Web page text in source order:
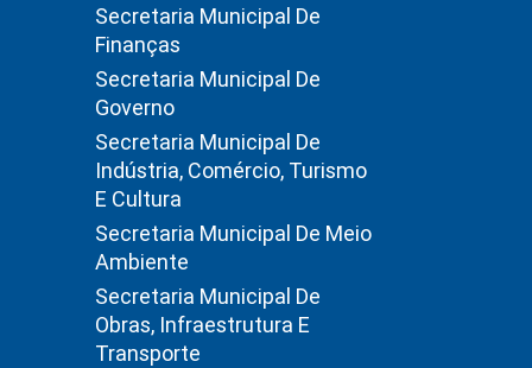
Secretaria Municipal De
Finanças
Secretaria Municipal De
Governo
Secretaria Municipal De
Indústria, Comércio, Turismo
E Cultura
Secretaria Municipal De Meio
Ambiente
Secretaria Municipal De
Obras, Infraestrutura E
Transporte